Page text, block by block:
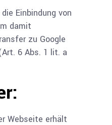
Einbindung von
damit
zu Google
6 Abs. 1 lit. a
Webseite erhält